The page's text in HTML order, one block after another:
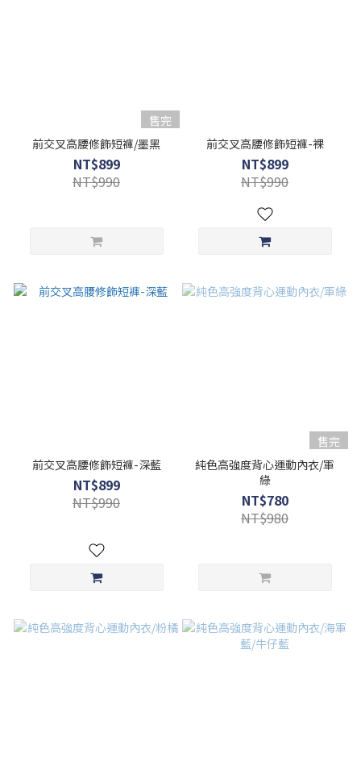
售完
前交叉高腰修飾短褲/墨黑
NT$899
NT$990
前交叉高腰修飾短褲-裸
NT$899
NT$990
前交叉高腰修飾短褲-深藍
NT$899
NT$990
售完
純色高強度背心運動內衣/軍
綠
NT$780
NT$980